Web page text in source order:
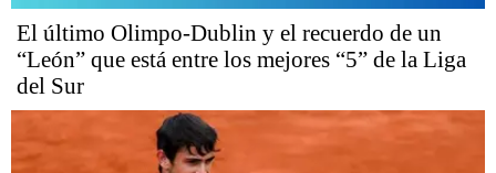
El último Olimpo-Dublin y el recuerdo de un
“León” que está entre los mejores “5” de la Liga
del Sur